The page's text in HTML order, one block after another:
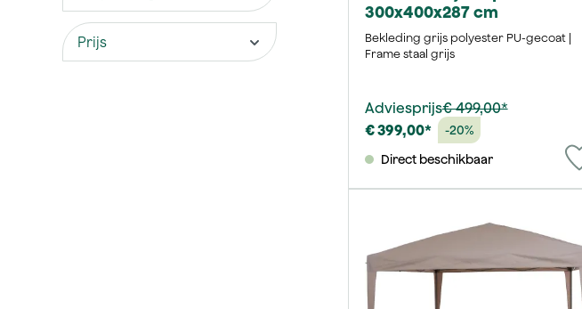
Prijs
300x400x287 cm
Bekleding grijs polyester PU-gecoat |
Frame staal grijs
Adviesprijs€ 499,00*
€ 399,00*
-20%
Direct beschikbaar